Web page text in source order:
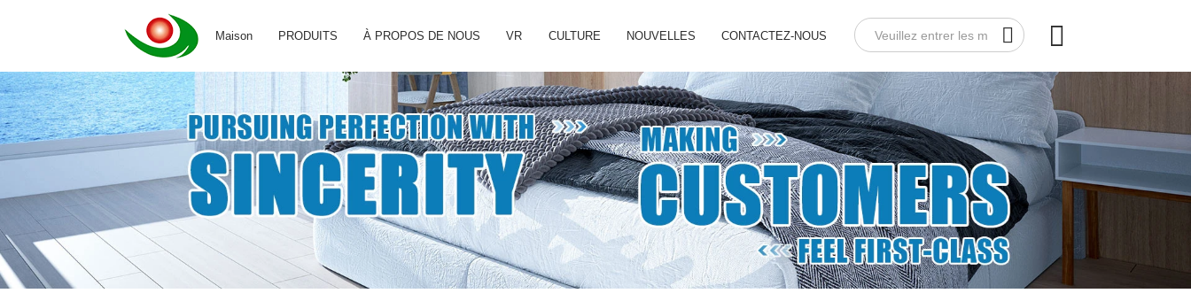
Maison PRODUITS À PROPOS DE NOUS VR CULTURE NOUVELLES CONTACTEZ-NOUS